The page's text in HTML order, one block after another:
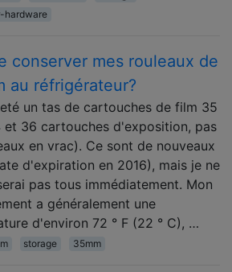
hardware
conserver mes rouleaux de
au réfrigérateur?
un tas de cartouches de film 35
et 36 cartouches d'exposition, pas
en vrac). Ce sont de nouveaux
d'expiration en 2016), mais je ne
pas tous immédiatement. Mon
a généralement une
d'environ 72 ° F (22 ° C), …
storage 35mm